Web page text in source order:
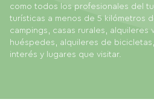
como todos los profesionales del
turísticas a menos de 5 kilómetros
campings, casas rurales, alquileres
huéspedes, alquileres de
interés y lugares que visitar.